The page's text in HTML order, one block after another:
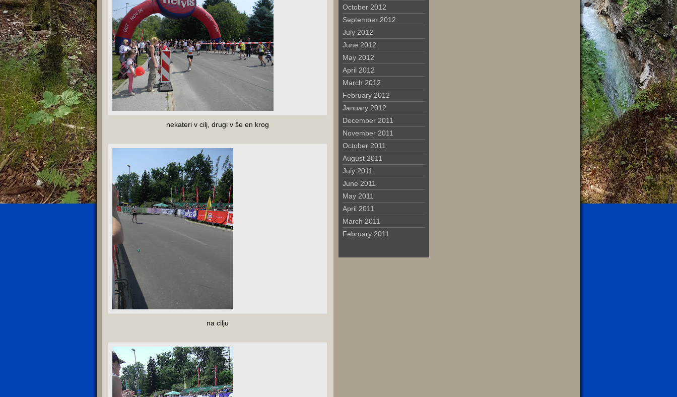
nekateri v cilj, drugi v še en krog
na cilju
October 2012
September 2012
July 2012
June 2012
May 2012
April 2012
March 2012
February 2012
January 2012
December 2011
November 2011
October 2011
August 2011
July 2011
June 2011
May 2011
April 2011
March 2011
February 2011